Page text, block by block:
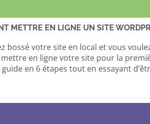
METTRE EN LIGNE UN SITE
bossé votre site en local et vous
en ligne votre site pour la
en 6 étapes tout en essayant